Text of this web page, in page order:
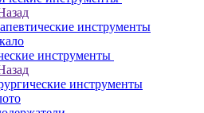
инструменты
инструменты
инструменты